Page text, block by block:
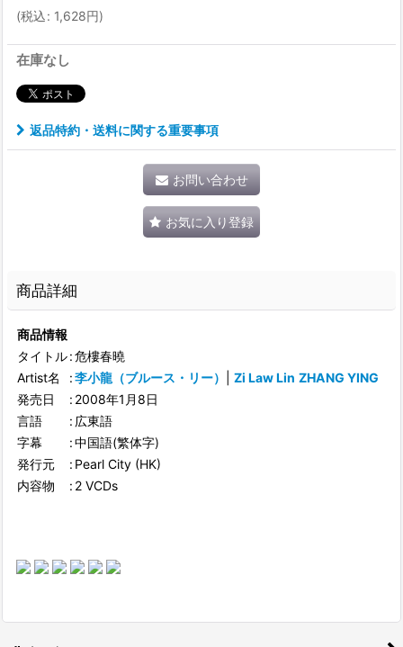
(税込: 1,628円)
在庫なし
返品特約・送料に関する重要事項
お問い合わせ
お気に入り登録
商品詳細
商品情報
タイトル:危樓春曉
Artist名
:李小龍（ブルース・リー） Zi Law Lin ZHANG YING
発売日
: 2008年1月8日
言語
: 広東語
字幕
:中国語(繁体字)
発行元
: Pearl City (HK)
内容物
: 2 VCDs